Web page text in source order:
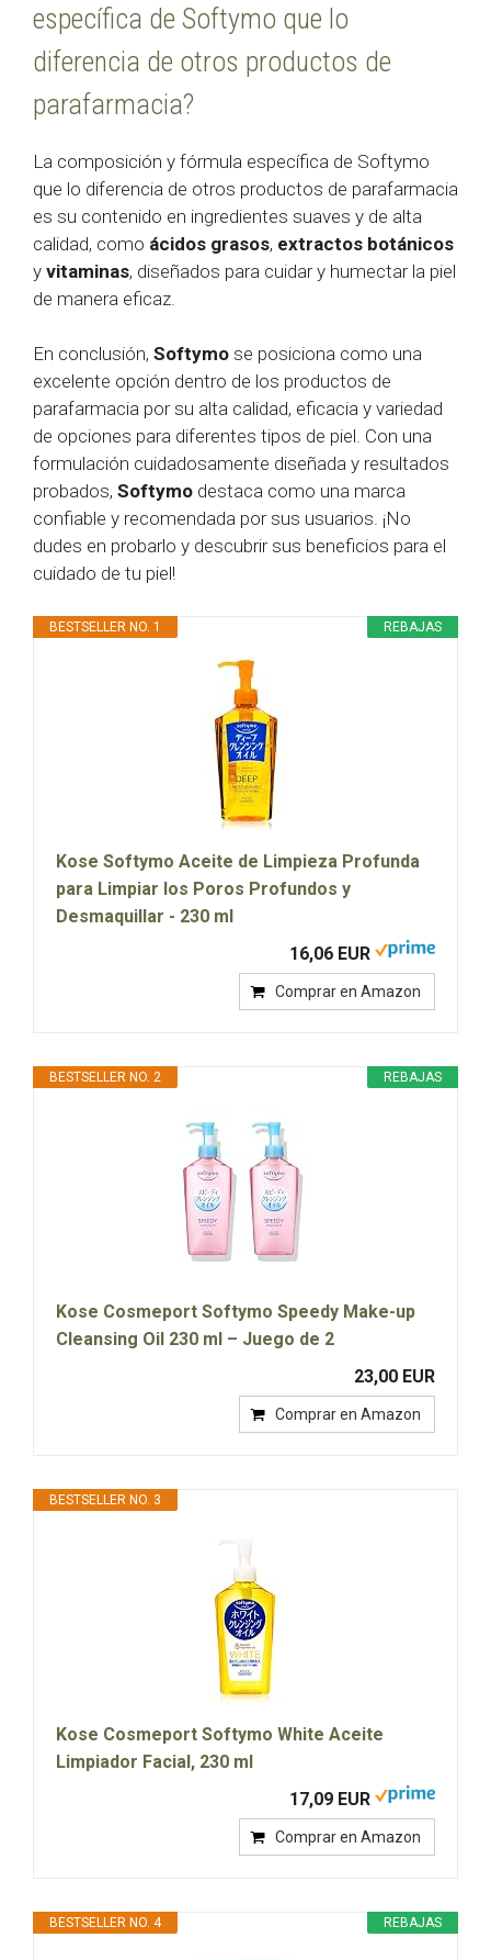
específica de Softymo que lo
diferencia de otros productos de
parafarmacia?
La composición y fórmula específica de Softymo
que lo diferencia de otros productos de parafarmacia
es su contenido en ingredientes suaves y de alta
calidad, como ácidos grasos, extractos botánicos
y vitaminas, diseñados para cuidar y humectar la piel
de manera eficaz.
En conclusión, Softymo se posiciona como una
excelente opción dentro de los productos de
parafarmacia por su alta calidad, eficacia y variedad
de opciones para diferentes tipos de piel. Con una
formulación cuidadosamente diseñada y resultados
probados, Softymo destaca como una marca
confiable y recomendada por sus usuarios. ¡No
dudes en probarlo y descubrir sus beneficios para el
cuidado de tu piel!
REBAJAS
BESTSELLER NO. 1
Kose Softymo Aceite de Limpieza Profunda
para Limpiar los Poros Profundos y
Desmaquillar - 230 ml
16,06 EUR
Comprar en Amazon
REBAJAS
BESTSELLER NO. 2
Kose Cosmeport Softymo Speedy Make-up
Cleansing Oil 230 ml – Juego de 2
23,00 EUR
Comprar en Amazon
BESTSELLER NO. 3
Kose Cosmeport Softymo White Aceite
Limpiador Facial, 230 ml
17,09 EUR
Comprar en Amazon
REBAJAS
BESTSELLER NO. 4